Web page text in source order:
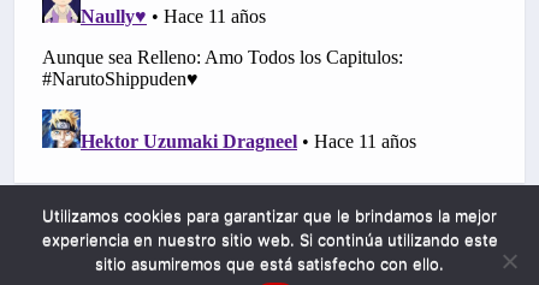
Utilizamos cookies para garantizar que le brindamos la mejor
experiencia en nuestro sitio web. Si continúa utilizando este
sitio asumiremos que está satisfecho con ello.